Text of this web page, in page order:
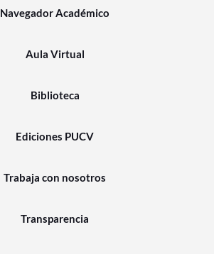
Navegador Académico
Aula Virtual
Biblioteca
Ediciones PUCV
Trabaja con nosotros
Transparencia